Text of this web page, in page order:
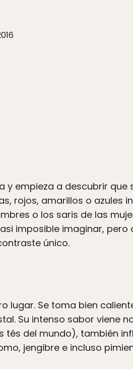
y empieza a descubrir
rojos, amarillos o azules
o los saris de las
imposible imaginar,
único.
lugar. Se toma bien
Su intenso sabor viene
tés del mundo), también
jengibre e incluso